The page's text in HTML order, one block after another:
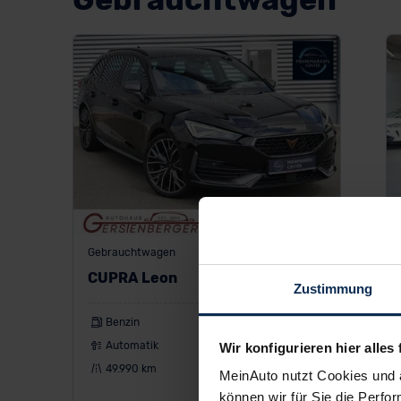
Zustimmung
Wir konfigurieren hier alles
MeinAuto nutzt Cookies
können wir für Sie die
Gebrauchtwagen
CUPRA Leon
Benzin
Automatik
Kombi
49.990 km
EZ: 06/2022